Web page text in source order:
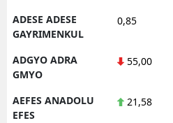
ADESE ADESE
GAYRIMENKUL
0,85
ADGYO ADRA
GMYO
55,00
AEFES ANADOLU
EFES
21,58